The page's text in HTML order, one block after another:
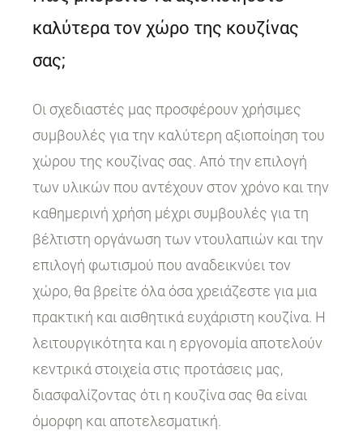
καλύτερα τον χώρο της κουζίνας
σας;
Οι σχεδιαστές μας προσφέρουν χρήσιμες
συμβουλές για την καλύτερη αξιοποίηση του
χώρου της κουζίνας σας. Από την επιλογή
των υλικών που αντέχουν στον χρόνο και την
καθημερινή χρήση μέχρι συμβουλές για τη
βέλτιστη οργάνωση των ντουλαπιών και την
επιλογή φωτισμού που αναδεικνύει τον
χώρο, θα βρείτε όλα όσα χρειάζεστε για μια
πρακτική και αισθητικά ευχάριστη κουζίνα. Η
λειτουργικότητα και η εργονομία αποτελούν
κεντρικά στοιχεία στις προτάσεις μας,
διασφαλίζοντας ότι η κουζίνα σας θα είναι
όμορφη και αποτελεσματική.